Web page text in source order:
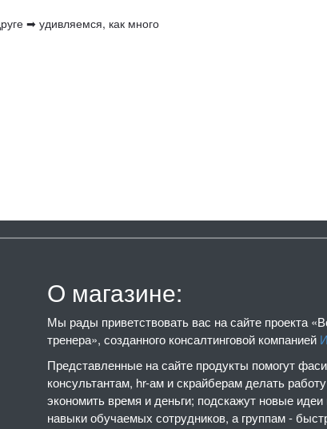
➡ удивляемся, как много
О магазине:
Мы рады приветствовать вас на сайте проекта
тренера», созданного консалтинговой компанией
Представленные на сайте продукты помогут
консультантам, hr-ам и скрайберам делать
экономить время и деньги; подскажут новые
навыки обучаемых сотрудников, а группам -